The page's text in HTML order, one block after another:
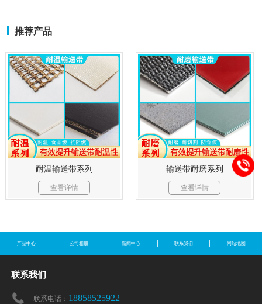
推荐产品
耐温输送带系列
查看详情
输送带耐磨系列
查看详情
产品中心 公司相册 新闻中心 联系我们 网站地图
联系我们
联系电话： 18858525922